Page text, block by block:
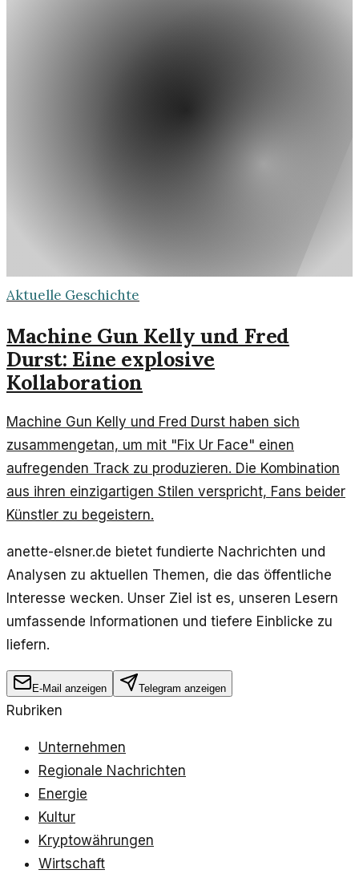
Aktuelle Geschichte
Machine Gun Kelly und Fred
Durst: Eine explosive
Kollaboration
Machine Gun Kelly und Fred Durst haben sich
zusammengetan, um mit "Fix Ur Face" einen
aufregenden Track zu produzieren. Die Kombination
aus ihren einzigartigen Stilen verspricht, Fans beider
Künstler zu begeistern.
anette-elsner.de bietet fundierte Nachrichten und
Analysen zu aktuellen Themen, die das öffentliche
Interesse wecken. Unser Ziel ist es, unseren Lesern
umfassende Informationen und tiefere Einblicke zu
liefern.
E-Mail anzeigen Telegram anzeigen
Rubriken
Unternehmen
Regionale Nachrichten
Energie
Kultur
Kryptowährungen
Wirtschaft